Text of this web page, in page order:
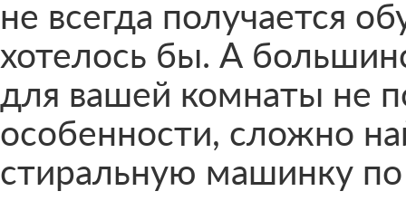
не всегда получается
хотелось бы. А
для вашей комнаты не
особенности, сложно
стиральную машинку